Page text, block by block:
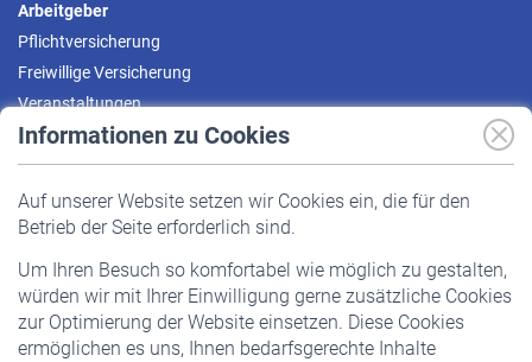
Informationen zu Cookies
Auf unserer Website setzen wir Cookies ein, die für den
Betrieb der Seite erforderlich sind.
Um Ihren Besuch so komfortabel wie möglich zu gestalten,
würden wir mit Ihrer Einwilligung gerne zusätzliche Cookies
zur Optimierung der Website einsetzen. Diese Cookies
ermöglichen es uns, Ihnen bedarfsgerechte Inhalte
Arbeitgeber
Pflichtversicherung
Freiwillige Versicherung
Veranstaltungen
Pflichtversicherung
Staatliche Förderung
Veranstaltungen